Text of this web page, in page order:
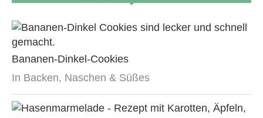
Bananen-Dinkel-Cookies
In Backen, Naschen & Süßes